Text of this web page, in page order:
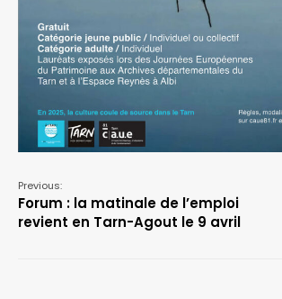
Previous:
Forum : la matinale de l’emploi
revient en Tarn-Agout le 9 avril